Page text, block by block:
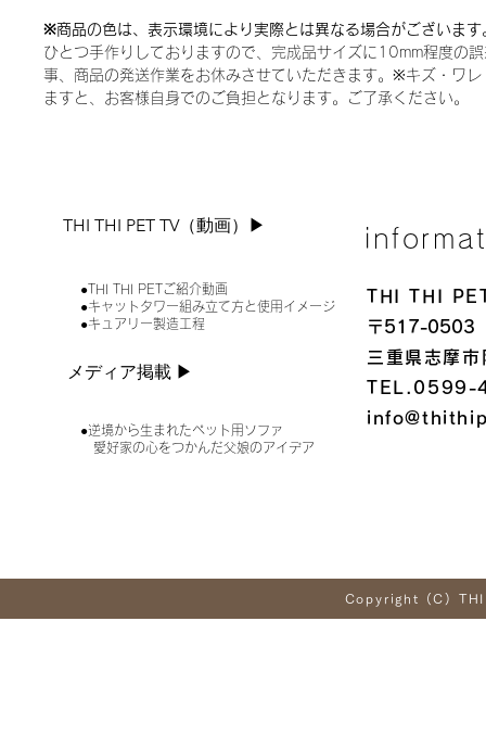
※商品の色は、表示環境により実際とは異なる場合がございます
ひとつ手作りしておりますので、完成品サイズに10mm程度の
事、商品の発送作業をお休みさせていただきます。 ※キズ・ワ
ますと、お客様自身でのご負担となります。ご了承ください。
THI THI PET TV（動画）▶︎
●THI THI PETご紹介動画
●キャットタワー組み立て方と使用イメージ
●キュアリー製造工程
メディア掲載 ▶︎
●逆境から生まれたペット用ソファ
愛好家の心をつかんだ父娘のアイデア
THI THI
〒517-0503
三重県志摩
TEL.0599-
Copyright (C)